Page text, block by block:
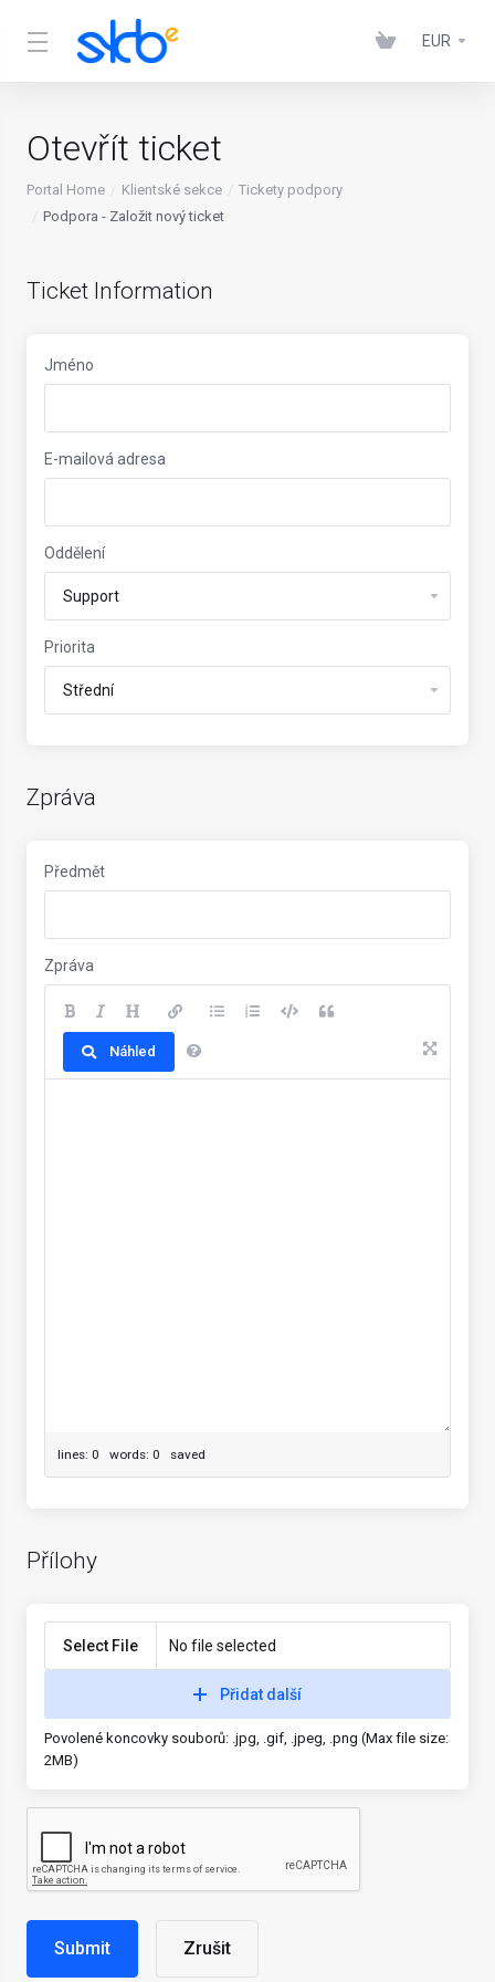
EUR
Otevřít ticket
Portal Home Klientské sekce
Tickety podpory
Podpora - Založit nový ticket
Ticket Information
Jméno
E-mailová adresa
Oddělení
Priorita
Zpráva
Předmět
Zpráva
Náhled
lines: 0 words: 0 saved
Přílohy
Select File No file selected
Přidat další
Povolené koncovky souborů: .jpg, .gif, .jpeg, .png (Max file size:
2MB)
Zrušit